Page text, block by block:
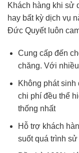
Khách hàng khi sử
hay bất kỳ dịch vụ
Đức Quyết luôn
Cung cấp đến
chăng. Với
Không phát sinh
chi phí đều thể
thống nhất
Hỗ trợ khách
suốt quá trình